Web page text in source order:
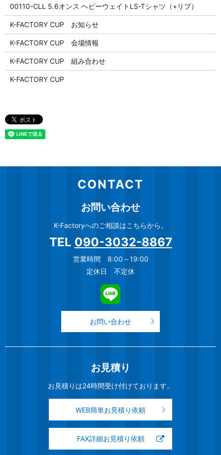
00110-CLL 5.6オンス ヘビーウェイトLS-Tシャツ（+リブ）
K-FACTORY CUP お知らせ
K-FACTORY CUP 会場情報
K-FACTORY CUP 組み合わせ
K-FACTORY CUP
CONTACT
お問い合わせ
K-Factoryへのご相談はこちらから。
TEL 090-3032-8867
営業時間 8:00～19:00
定休日 不定休
お問い合わせ
お見積り
お見積りは24時間受け付けております。
WEB簡単お見積り依頼
FAX詳細お見積り依頼